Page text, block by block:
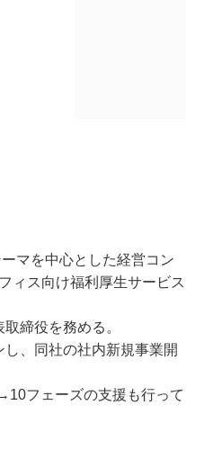
マを中心とした経営コン
ィス向け福利厚生サービス
締役を務める。
、同社の社内新規事業開
フェーズの支援も行って